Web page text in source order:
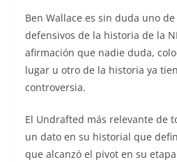
Ben Wallace es sin duda uno
defensivos de la historia de la
afirmación que nadie duda,
lugar u otro de la historia ya
controversia.
El Undrafted más relevante de
un dato en su historial que
que alcanzó el pivot en su